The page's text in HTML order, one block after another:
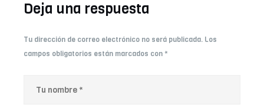
Deja una respuesta
Tu dirección de correo electrónico no será publicada. Los
campos obligatorios están marcados con*